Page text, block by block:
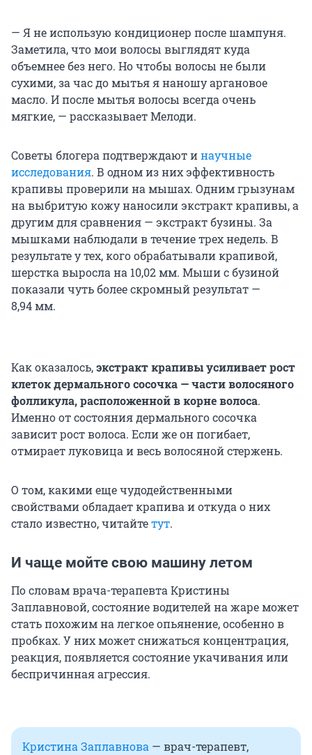
— Я не использую кондиционер после шампуня.
Заметила, что мои волосы выглядят куда
объемнее без него. Но чтобы волосы не были
сухими, за час до мытья я наношу аргановое
масло. И после мытья волосы всегда очень
мягкие, — рассказывает Мелоди.
Советы блогера подтверждают инаучные
исследования. В одном из них эффективность
крапивы проверили на мышах. Одним грызунам
на выбритую кожу наносили экстракт крапивы, а
другим для сравнения — экстракт бузины. За
мышками наблюдали в течение трех недель. В
результате у тех, кого обрабатывали крапивой,
шерстка выросла на 10,02 мм. Мыши с бузиной
показали чуть более скромный результат —
8,94 мм.
Как оказалось,экстракт крапивы усиливает рост
клеток дермального сосочка — части волосяного
фолликула, расположенной в корне волоса.
Именно от состояния дермального сосочка
зависит рост волоса. Если же он погибает,
отмирает луковица и весь волосяной стержень.
О том, какими еще чудодейственными
свойствами обладает крапива и откуда о них
стало известно, читайтетут.
И чаще мойте свою машину летом
По словам врача-терапевта Кристины
Заплавновой, состояние водителей на жаре может
стать похожим на легкое опьянение, особенно в
пробках. У них может снижаться концентрация,
реакция, появляется состояние укачивания или
беспричинная агрессия.
Кристина Заплавнова — врач-терапевт,